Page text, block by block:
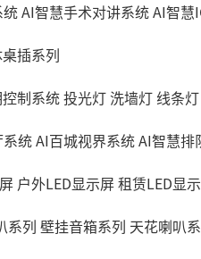
AI智慧手术对讲系统AI智慧
插系列
制系统投光灯洗墙灯线条灯
统AI百城视界系统AI智慧排
户外LED显示屏租赁LED显
系列 壁挂音箱系列 天花喇叭